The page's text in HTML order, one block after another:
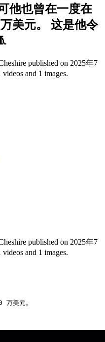
他也曾在一度在
美元。 这是他令
published on 2025年7
and 1 images.
published on 2025年7
and 1 images.
万美元。